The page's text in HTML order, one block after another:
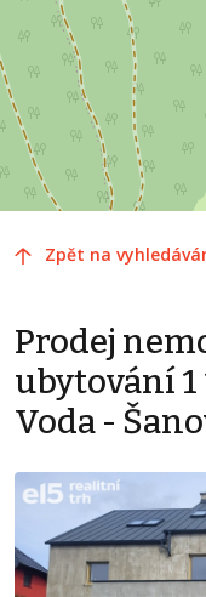
Zpět na
Prodej
ubytování 1
Voda -